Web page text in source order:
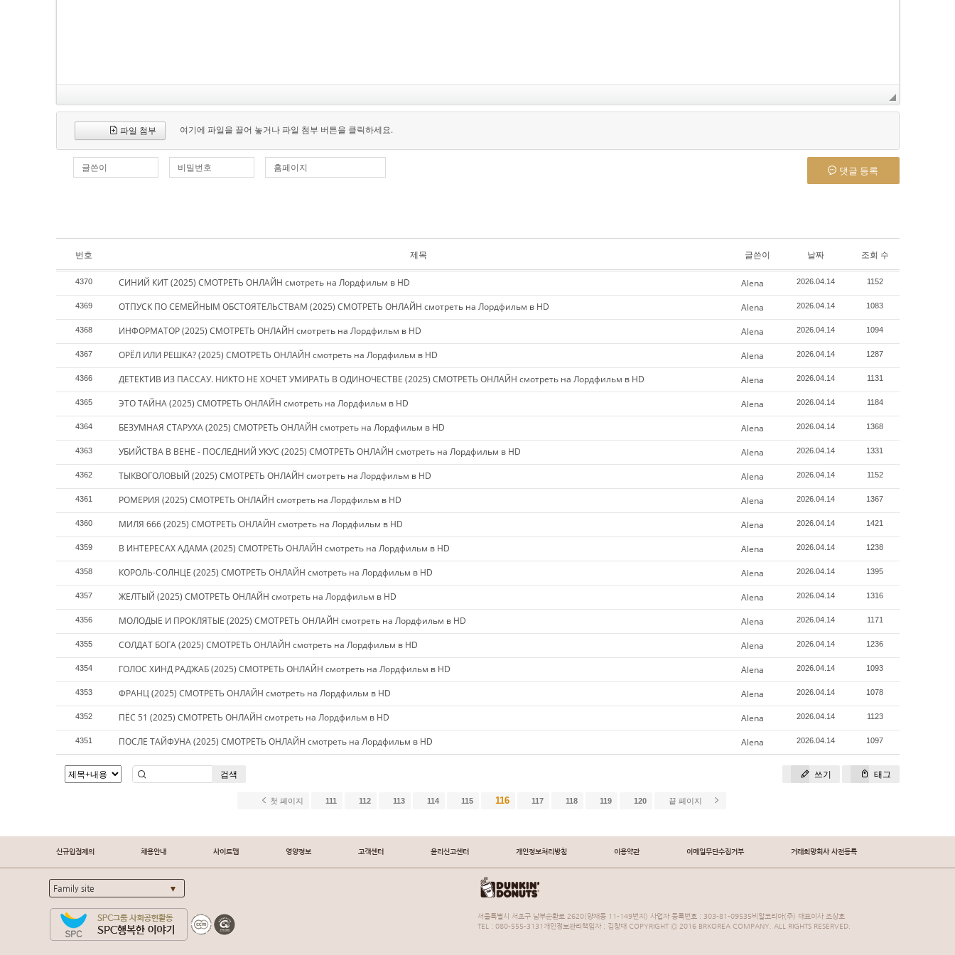
파일 첨부 여기에 파일을 끌어 놓거나 파일 첨부 버튼을 클릭하세요.
글쓴이 비밀번호 홈페이지 댓글 등록
번호 제목 글쓴이 날짜 조회 수
4370 СИНИЙ КИТ (2025) СМОТРЕТЬ ОНЛАЙН смотреть на Лордфильм в HD Alena 2026.04.14 1152
4369 ОТПУСК ПО СЕМЕЙНЫМ ОБСТОЯТЕЛЬСТВАМ (2025) СМОТРЕТЬ ОНЛАЙН смотреть на Лордфильм в HD Alena 2026.04.14 1083
4368 ИНФОРМАТОР (2025) СМОТРЕТЬ ОНЛАЙН смотреть на Лордфильм в HD Alena 2026.04.14 1094
4367 ОРЁЛ ИЛИ РЕШКА? (2025) СМОТРЕТЬ ОНЛАЙН смотреть на Лордфильм в HD Alena 2026.04.14 1287
4366 ДЕТЕКТИВ ИЗ ПАССАУ. НИКТО НЕ ХОЧЕТ УМИРАТЬ В ОДИНОЧЕСТВЕ (2025) СМОТРЕТЬ ОНЛАЙН смотреть на Лордфильм в HD Alena 2026.04.14 1131
4365 ЭТО ТАЙНА (2025) СМОТРЕТЬ ОНЛАЙН смотреть на Лордфильм в HD Alena 2026.04.14 1184
4364 БЕЗУМНАЯ СТАРУХА (2025) СМОТРЕТЬ ОНЛАЙН смотреть на Лордфильм в HD Alena 2026.04.14 1368
4363 УБИЙСТВА В ВЕНЕ - ПОСЛЕДНИЙ УКУС (2025) СМОТРЕТЬ ОНЛАЙН смотреть на Лордфильм в HD Alena 2026.04.14 1331
4362 ТЫКВОГОЛОВЫЙ (2025) СМОТРЕТЬ ОНЛАЙН смотреть на Лордфильм в HD Alena 2026.04.14 1152
4361 РОМЕРИЯ (2025) СМОТРЕТЬ ОНЛАЙН смотреть на Лордфильм в HD Alena 2026.04.14 1367
4360 МИЛЯ 666 (2025) СМОТРЕТЬ ОНЛАЙН смотреть на Лордфильм в HD Alena 2026.04.14 1421
4359 В ИНТЕРЕСАХ АДАМА (2025) СМОТРЕТЬ ОНЛАЙН смотреть на Лордфильм в HD Alena 2026.04.14 1238
4358 КОРОЛЬ-СОЛНЦЕ (2025) СМОТРЕТЬ ОНЛАЙН смотреть на Лордфильм в HD Alena 2026.04.14 1395
4357 ЖЕЛТЫЙ (2025) СМОТРЕТЬ ОНЛАЙН смотреть на Лордфильм в HD Alena 2026.04.14 1316
4356 МОЛОДЫЕ И ПРОКЛЯТЫЕ (2025) СМОТРЕТЬ ОНЛАЙН смотреть на Лордфильм в HD Alena 2026.04.14 1171
4355 СОЛДАТ БОГА (2025) СМОТРЕТЬ ОНЛАЙН смотреть на Лордфильм в HD Alena 2026.04.14 1236
4354 ГОЛОС ХИНД РАДЖАБ (2025) СМОТРЕТЬ ОНЛАЙН смотреть на Лордфильм в HD Alena 2026.04.14 1093
4353 ФРАНЦ (2025) СМОТРЕТЬ ОНЛАЙН смотреть на Лордфильм в HD Alena 2026.04.14 1078
4352 ПЁС 51 (2025) СМОТРЕТЬ ОНЛАЙН смотреть на Лордфильм в HD Alena 2026.04.14 1123
4351 ПОСЛЕ ТАЙФУНА (2025) СМОТРЕТЬ ОНЛАЙН смотреть на Лордфильм в HD Alena 2026.04.14 1097
쓰기 태그
검색
첫 페이지 111 112 113 114 115 116 117 118 119 120 끝 페이지
신규입점제의 채용안내 사이트맵 영양정보 고객센터 윤리신고센터 개인정보처리방침 이용약관 이메일무단수집거부 거래희망회사 사전등록
Family site
서울특별시 서초구 남부순환로 2620(양재동 11-149번지) 사업자 등록번호 : 303-81-09535비알코리아(주) 대표이사 조상호
TEL : 080-555-3131개인정보관리책임자 : 김창대 COPYRIGHT Ⓒ 2016 BRKOREA COMPANY. ALL RIGHTS RESERVED.